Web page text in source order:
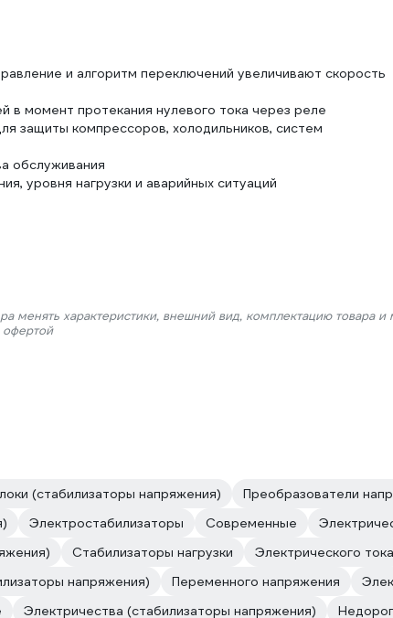
и алгоритм переключений увеличивают скорость
момент протекания нулевого тока через реле
защиты компрессоров, холодильников, систем
обслуживания
уровня нагрузки и аварийных ситуаций
менять характеристики, внешний вид, комплектацию товара и
офертой
(стабилизаторы напряжения)
Преобразователи
Электростабилизаторы Современные
Стабилизаторы нагрузки Электрического тока
напряжения) Переменного напряжения
Электричества (стабилизаторы напряжения)